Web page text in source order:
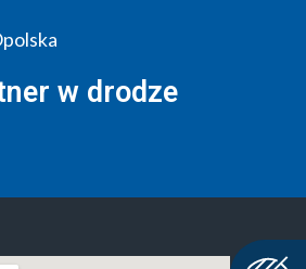
w drodze